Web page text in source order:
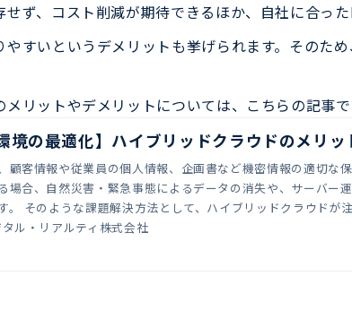
ず、コスト削減が期待できるほか、自社に合った
すいというデメリットも挙げられます。そのた
リットやデメリットについては、こちらの記事
境の最適化】ハイブリッドクラウドのメリ
情報や従業員の個人情報、企画書など機密情報の適切な保管が必要です。 しかし、1つのサーバー
場合、自然災害・緊急事態によるデータの消失や、サーバ
ラウドとは、オンプレミスやク
ビス、ハウジング（コロケーション）など、複数のサーバー・サービ
ル・リアルティ株式会社